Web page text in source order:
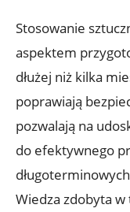
Stosowanie
aspektem
dłużej niż kilka
poprawiają
pozwalają na
do efektywnego
Wiedza zdobyta